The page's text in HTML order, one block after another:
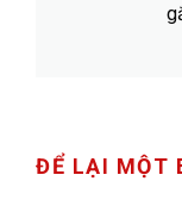
ĐỂ LẠI MỘT